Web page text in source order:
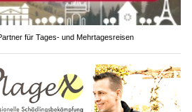
für Tages- und Mehrtagesreisen